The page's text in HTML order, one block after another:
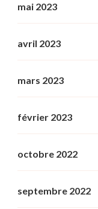
mai 2023
avril 2023
mars 2023
février 2023
octobre 2022
septembre 2022